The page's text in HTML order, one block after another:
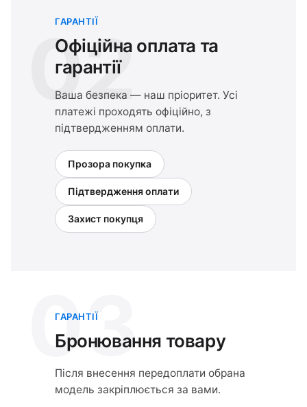
02
ГАРАНТІЇ
Офіційна оплата та
гарантії
Ваша безпека — наш пріоритет. Усі
платежі проходять офіційно, з
підтвердженням оплати.
Прозора покупка
Підтвердження оплати
Захист покупця
03
ГАРАНТІЇ
Бронювання товару
Після внесення передоплати обрана
модель закріплюється за вами.